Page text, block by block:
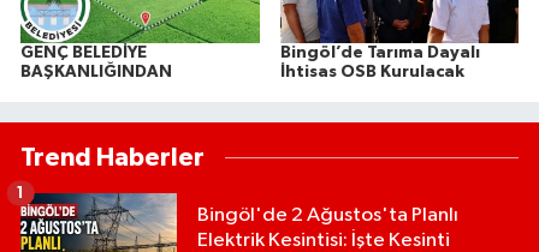
GENÇ BELEDİYE
BAŞKANLIĞINDAN
Bingöl’de Tarıma Dayalı
İhtisas OSB Kurulacak
Trend Haberler
Bingöl'de 2 Ağustos'ta Planlı
Elektrik Kesintisi: İşte Kesinti
1